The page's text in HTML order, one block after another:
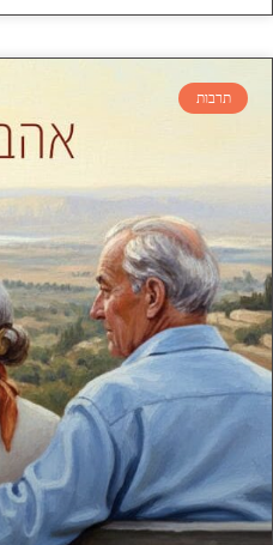
תרבות